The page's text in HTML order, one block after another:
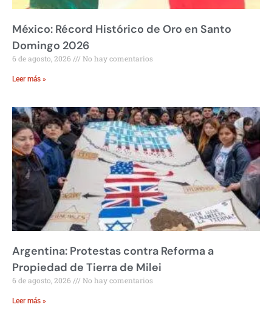
México: Récord Histórico de Oro en Santo
Domingo 2026
6 de agosto, 2026 No hay comentarios
Leer más »
Argentina: Protestas contra Reforma a
Propiedad de Tierra de Milei
6 de agosto, 2026 No hay comentarios
Leer más »